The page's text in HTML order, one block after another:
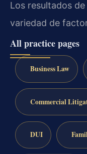
Los resultados
variedad de
All practice pages
Business Law
Commercial
DUI